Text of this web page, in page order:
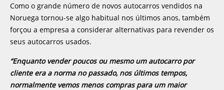
Como o grande número de novos autocarros vendidos na
Noruega tornou-se algo habitual nos últimos anos, também
forçou a empresa a considerar alternativas para revender os
seus autocarros usados.
“Enquanto vender poucos ou mesmo um autocarro por
cliente era a norma no passado, nos últimos tempos,
normalmente vemos menos compras para um maior